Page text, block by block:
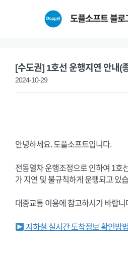
도플소프트 블로
[수도권] 1호선 운행지연 안내(
2024-10-29
안녕하세요. 도플소프트입니다.
전동열차 운행조정으로 인하여 1호
가 지연 및 불규칙하게 운행되고 있
대중교통 이용에 참고하시기 바랍니
지하철 실시간 도착정보 확인방